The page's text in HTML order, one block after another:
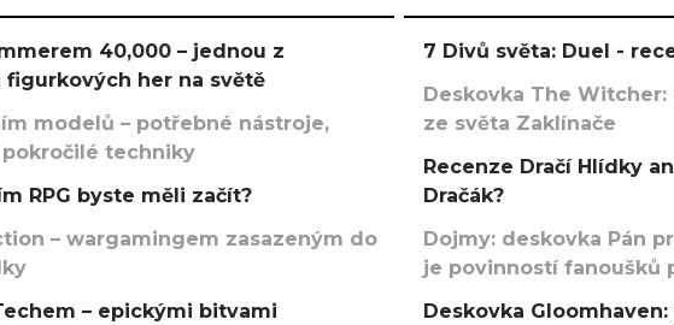
40,000 – jednou z
her na světě
modelů – potřebné nástroje,
techniky
RPG byste měli začít?
– wargamingem zasazeným do
– epickými bitvami
7 Divů světa: Duel -
Deskovka The
ze světa Zaklínače
Recenze Dračí Hlídky
Dračák?
Dojmy: deskovka Pán
je povinností fanoušků
Deskovka